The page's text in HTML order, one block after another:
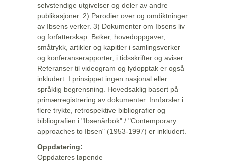
selvstendige utgivelser og deler av andre
publikasjoner. 2) Parodier over og omdiktninger
av Ibsens verker. 3) Dokumenter om Ibsens liv
og forfatterskap: Bøker, hovedoppgaver,
småtrykk, artikler og kapitler i samlingsverker
og konferanserapporter, i tidsskrifter og aviser.
Referanser til videogram og lydopptak er også
inkludert. I prinsippet ingen nasjonal eller
språklig begrensning. Hovedsaklig basert på
primærregistrering av dokumenter. Innførsler i
flere trykte, retrospektive bibliografier og
bibliografien i "Ibsenårbok" / "Contemporary
approaches to Ibsen" (1953-1997) er inkludert.
Oppdatering:
Oppdateres løpende